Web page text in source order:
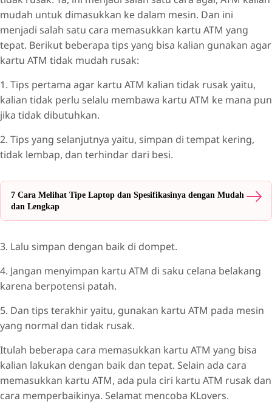
mudah untuk dimasukkan ke dalam mesin. Dan ini
menjadi salah satu cara memasukkan kartu ATM yang
tepat. Berikut beberapa tips yang bisa kalian gunakan agar
kartu ATM tidak mudah rusak:
1. Tips pertama agar kartu ATM kalian tidak rusak yaitu,
kalian tidak perlu selalu membawa kartu ATM ke mana pun
jika tidak dibutuhkan.
2. Tips yang selanjutnya yaitu, simpan di tempat kering,
tidak lembap, dan terhindar dari besi.
7 Cara Melihat Tipe Laptop dan Spesifikasinya dengan Mudah
dan Lengkap
3. Lalu simpan dengan baik di dompet.
4. Jangan menyimpan kartu ATM di saku celana belakang
karena berpotensi patah.
5. Dan tips terakhir yaitu, gunakan kartu ATM pada mesin
yang normal dan tidak rusak.
Itulah beberapa cara memasukkan kartu ATM yang bisa
kalian lakukan dengan baik dan tepat. Selain ada cara
memasukkan kartu ATM, ada pula ciri kartu ATM rusak dan
cara memperbaikinya. Selamat mencoba KLovers.